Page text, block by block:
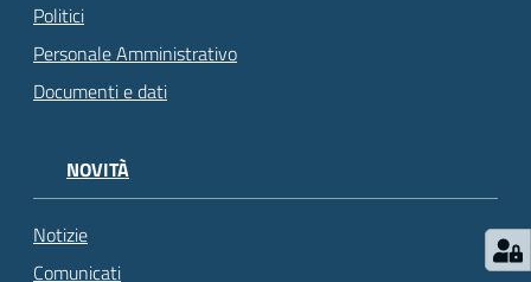
Politici
Personale Amministrativo
Documenti e dati
NOVITÀ
Notizie
Comunicati